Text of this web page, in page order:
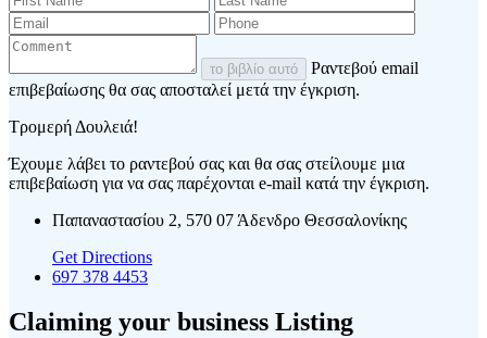
το βιβλίο αυτό
Ραντεβού email
επιβεβαίωσης θα σας αποσταλεί μετά την έγκριση.
Τρομερή Δουλειά!
Έχουμε λάβει το ραντεβού σας και θα σας στείλουμε μια
επιβεβαίωση για να σας παρέχονται e-mail κατά την έγκριση.
Παπαναστασίου 2, 570 07 Άδενδρο Θεσσαλονίκης
Get Directions
697 378 4453
Claiming your business Listing